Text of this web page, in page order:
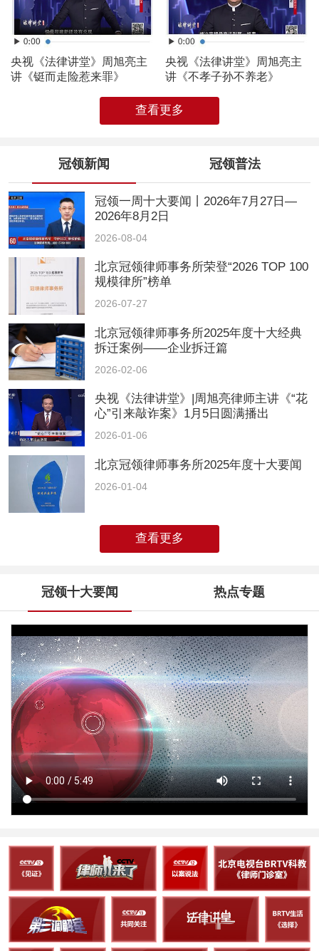
央视《法律讲堂》周旭亮主
讲《铤而走险惹来罪》
央视《法律讲堂》周旭亮主
讲《不孝子孙不养老》
查看更多
冠领新闻 冠领普法
冠领一周十大要闻丨2026年7月27日—
2026年8月2日
2026-08-04
北京冠领律师事务所荣登“2026 TOP 100
规模律所”榜单
2026-07-27
北京冠领律师事务所2025年度十大经典
拆迁案例——企业拆迁篇
2026-02-06
央视《法律讲堂》|周旭亮律师主讲《“花
心”引来敲诈案》1月5日圆满播出
2026-01-06
北京冠领律师事务所2025年度十大要闻
2026-01-04
查看更多
冠领十大要闻 热点专题